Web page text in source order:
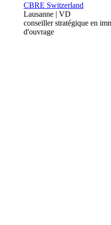
CBRE Switzerland
Lausanne | VD
conseiller stratégique en
d'ouvrage